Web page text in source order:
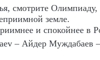
смотрите
земле.
и спокойнее в
– Айдер Муждабаев